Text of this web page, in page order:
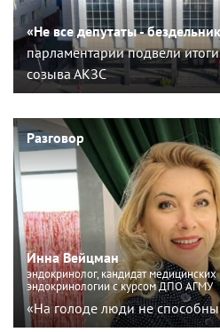
«Не все депутаты -
парламентарии подвели
созыва АКЗС
Разговор
Инна Вейцман
эндокринолог, кандидат
эндокринологии с курсом ДПО АГМУ
«На голоде люди не способны